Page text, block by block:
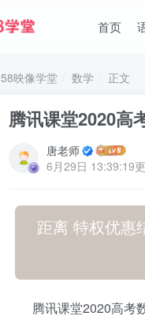
首页
58映像学堂 数学 正文
腾讯课堂2020高
唐老师
6月29日 13:39:19
距离 特权优惠
腾讯课堂2020高考